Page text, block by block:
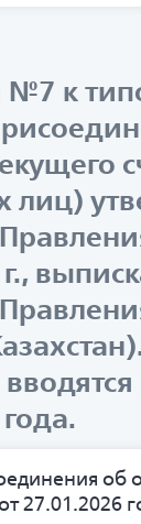
№7 к
лиц)
об
27.01.2026